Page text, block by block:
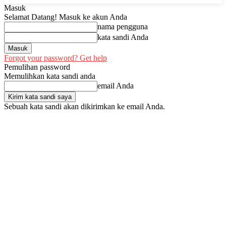
Masuk
Selamat Datang! Masuk ke akun Anda
nama pengguna
kata sandi Anda
Forgot your password? Get help
Pemulihan password
Memulihkan kata sandi anda
email Anda
Sebuah kata sandi akan dikirimkan ke email Anda.